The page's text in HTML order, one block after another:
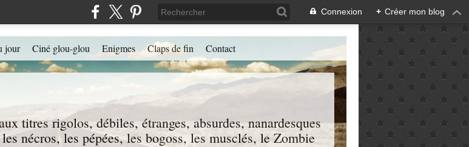
Connexion + Créer mon blog
titres rigolos, débiles, étranges, absurdes, nanardesques
nécros, les pépées, les bogoss, les musclés, le Zombie
jour Ciné glou-glou Enigmes Claps de fin Contact